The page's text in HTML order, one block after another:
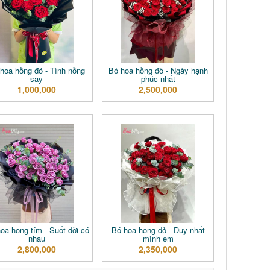
hồng đỏ - Tình nồng
say
1,000,000
Bó hoa hồng đỏ - Ngày hạnh
phúc nhất
2,500,000
hồng tím - Suốt đời có
nhau
2,800,000
Bó hoa hồng đỏ - Duy nhất
mình em
2,350,000